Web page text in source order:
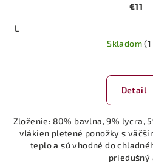
€11
L
Skladom
Detail
Zloženie: 80% bavlna, 9% lycra,
vlákien pletené ponožky s
teplo a sú vhodné do
priedušný